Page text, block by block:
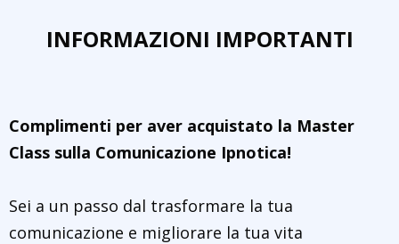
INFORMAZIONI IMPORTANTI
Complimenti per aver acquistato la Master
Class sulla Comunicazione Ipnotica!
Sei a un passo dal trasformare la tua
comunicazione e migliorare la tua vita